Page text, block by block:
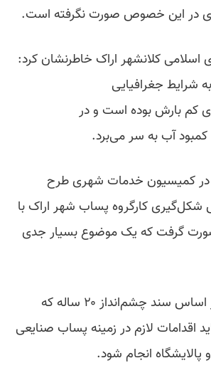
در این خصوص صورت نگرفته است.
کلانشهر اراک خاطرنشان کرد:
شرایط جغرافیایی
کم بارش بوده است و در
آب به سر می‌برد.
در کمیسیون خدمات شهری طرح
کارگروه پساب شهر اراک با
گرفت که یک موضوع بسیار جدی
وی اضافه کرد: بر اساس سند چشم‌انداز ۲۰ ساله که
اقدامات لازم در زمینه پساب صنایعی
انجام شود.